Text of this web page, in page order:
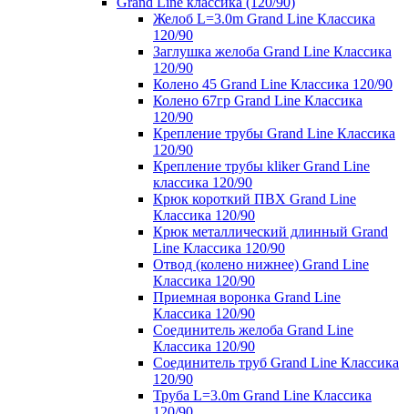
Желоб L=3.0m Grand Line Классика
120/90
Заглушка желоба Grand Line Классика
120/90
Колено 45 Grand Line Классика 120/90
Колено 67гр Grand Line Классика
120/90
Крепление трубы Grand Line Классика
120/90
Крепление трубы kliker Grand Line
классика 120/90
Крюк короткий ПВХ Grand Line
Классика 120/90
Крюк металлический длинный Grand
Line Классика 120/90
Отвод (колено нижнее) Grand Line
Классика 120/90
Приемная воронка Grand Line
Классика 120/90
Соединитель желоба Grand Line
Классика 120/90
Соединитель труб Grand Line Классика
120/90
Труба L=3.0m Grand Line Классика